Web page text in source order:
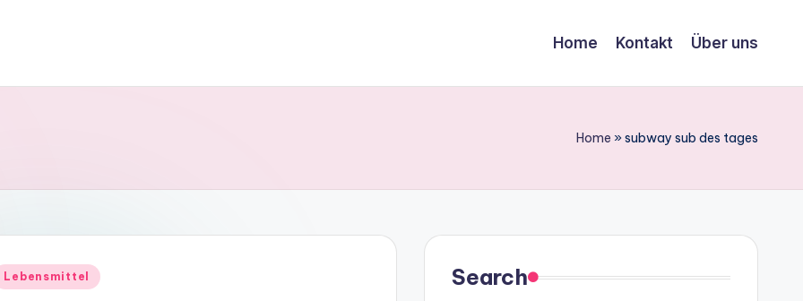
Home Kontakt Über uns
Home »subway sub des tages
Lebensmittel Search